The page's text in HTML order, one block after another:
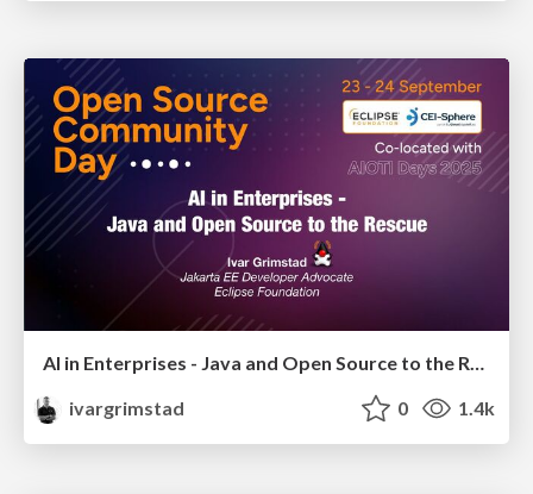
AI in Enterprises - Java and Open Source to the Rescue
ivargrimstad
0 1.4k